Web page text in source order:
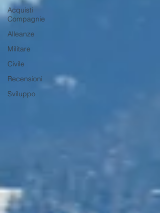
Acquisti
Compagnie
Alleanze
Militare
Civile
Recensioni
Sviluppo